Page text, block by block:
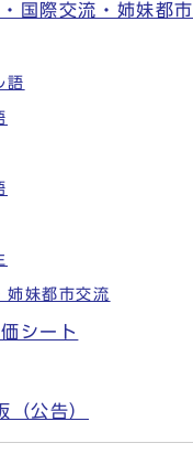
国際交流・姉妹都市
語
姉妹都市交流
シート
（公告）